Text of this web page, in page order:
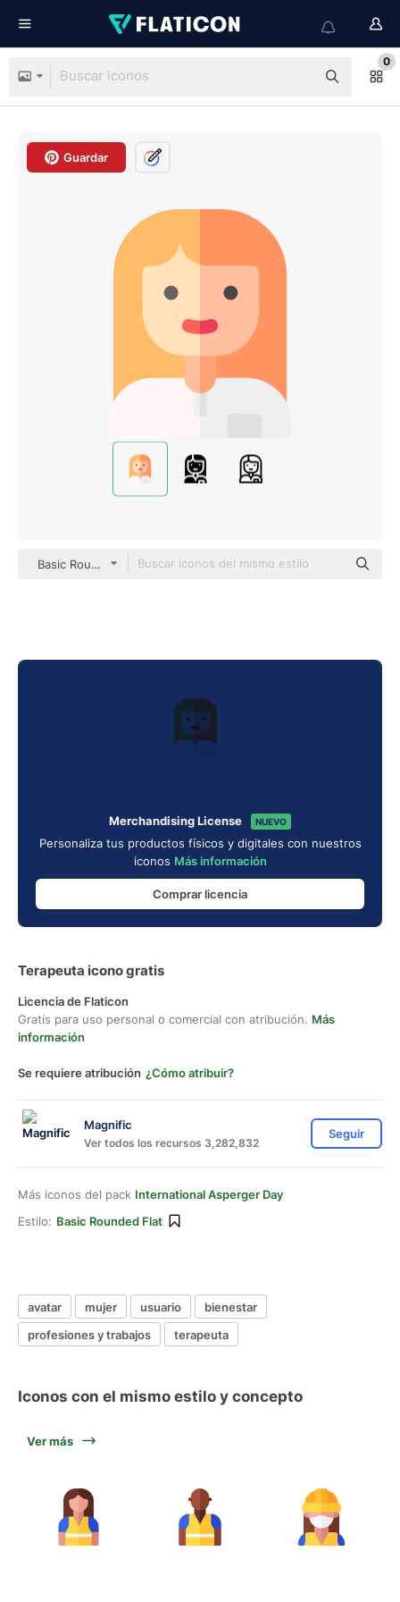
0
Guardar
Basic Rounded Flat
Merchandising License NUEVO
Personaliza tus productos físicos y digitales con nuestros
iconos Más información
Comprar licencia
Terapeuta icono gratis
Licencia de Flaticon
Gratis para uso personal o comercial con atribución. Más
información
Se requiere atribución ¿Cómo atribuir?
Magnific
Ver todos los recursos 3,282,832
Seguir
Más iconos del pack International Asperger Day
Estilo: Basic Rounded Flat
avatar mujer usuario
bienestar
profesiones y trabajos
terapeuta
Iconos con el mismo estilo y concepto
Ver más